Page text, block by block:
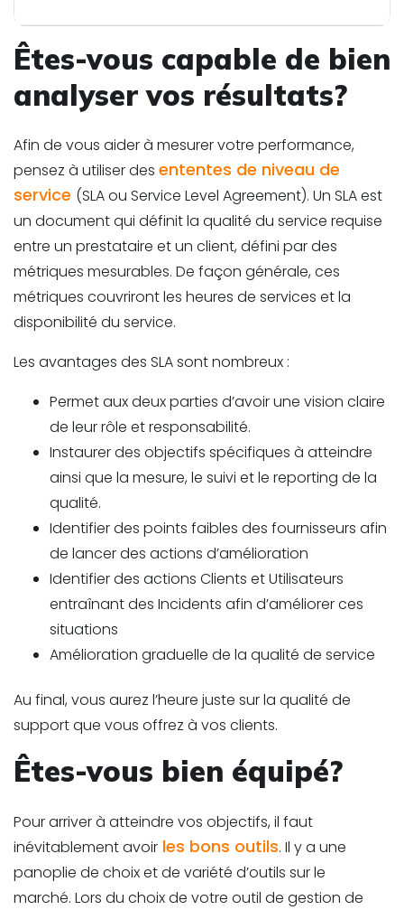
Êtes-vous capable de bien
analyser vos résultats?
Afin de vous aider à mesurer votre performance,
pensez à utiliser des ententes de niveau de
service (SLA ou Service Level Agreement). Un SLA est
un document qui définit la qualité du service requise
entre un prestataire et un client, défini par des
métriques mesurables. De façon générale, ces
métriques couvriront les heures de services et la
disponibilité du service.
Les avantages des SLA sont nombreux :
Permet aux deux parties d’avoir une vision claire
de leur rôle et responsabilité.
Instaurer des objectifs spécifiques à atteindre
ainsi que la mesure, le suivi et le reporting de la
qualité.
Identifier des points faibles des fournisseurs afin
de lancer des actions d’amélioration
Identifier des actions Clients et Utilisateurs
entraînant des Incidents afin d’améliorer ces
situations
Amélioration graduelle de la qualité de service
Au final, vous aurez l’heure juste sur la qualité de
support que vous offrez à vos clients.
Êtes-vous bien équipé?
Pour arriver à atteindre vos objectifs, il faut
inévitablement avoir les bons outils. Il y a une
panoplie de choix et de variété d’outils sur le
marché. Lors du choix de votre outil de gestion de